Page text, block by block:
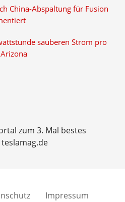
China-Abspaltung für Fusion
sauberen Strom pro
zum 3. Mal bestes
Impressum